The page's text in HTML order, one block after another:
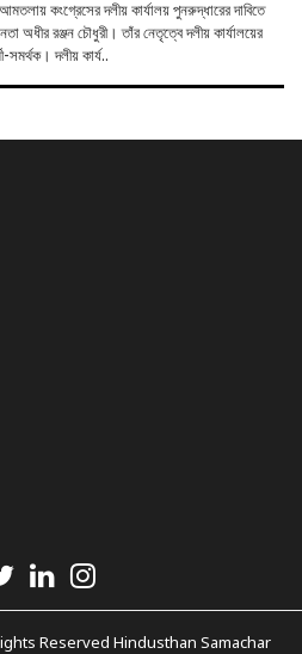
কংগ্রেসের দলীয় কার্যালয় পুনরুদ্ধারের দাবিতে
অধীর রঞ্জন চৌধুরী। তাঁর নেতৃত্বে দলীয় কার্যালয়ের
সমর্থক। দলীয় কার্য..
Reserved Hindusthan Samachar